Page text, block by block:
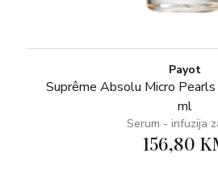
Payot
Suprême Absolu Micro
ml
Serum - infuzija
156,80